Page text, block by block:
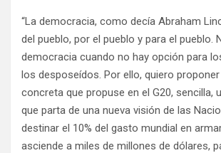
“La democracia, como decía Abraham
del pueblo, por el pueblo y para el pueblo.
democracia cuando no hay opción para
los desposeídos. Por ello, quiero
concreta que propuse en el G20, sencilla,
que parta de una nueva visión de las
destinar el 10% del gasto mundial en
asciende a miles de millones de dólares,